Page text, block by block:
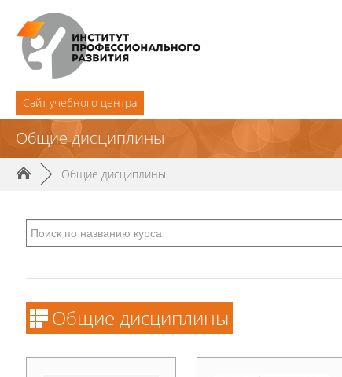
Cайт учебного центра
Общие дисциплины
► Общие дисциплины
Общие дисциплины